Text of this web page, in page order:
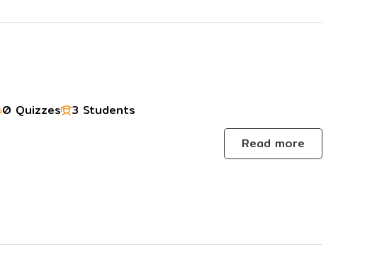
0 Quizzes 3 Students
Read more